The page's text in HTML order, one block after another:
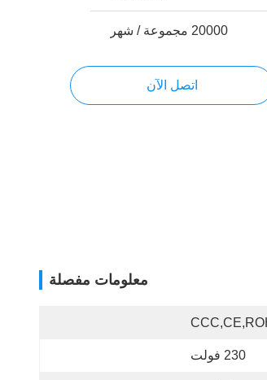
20000 مجموعة / شهر
اتصل الآن
معلومات مفصلة
230 فولت